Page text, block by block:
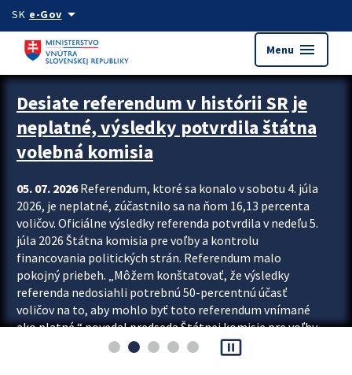
Preskocit na hlavný obsah
SK e-Govarrow_drop_down
Menu menu
Zastavit automatický posun upútavok
Desiate referendum v histórii SR je
neplatné, výsledky potvrdila štátna
volebná komisia
05. 07. 2026Referendum, ktoré sa konalo v sobotu 4. júla
2026, je neplatné, zúčastnilo sa na ňom 16,13 percenta
voličov. Oficiálne výsledky referenda potvrdila v nedeľu 5.
júla 2026 Štátna komisia pre voľby a kontrolu
financovania politických strán. Referendum malo
pokojný priebeh. „Môžem konštatovať, že výsledky
referenda nedosiahli potrebnú 50-percentnú účasť
voličov na to, aby mohlo byť toto referendum vnímané
ako platné,“ povedal predseda Štátnej komisie pre voľby
a kontrolu financovania politických...
pause_presentation